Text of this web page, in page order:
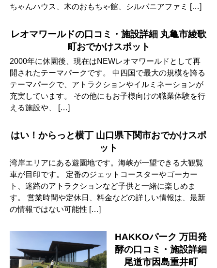
ちゃんハウス、木のおもちゃ館、シルバニアファミ […]
レオマワールドの口コミ・施設詳細 丸亀市綾歌
町おでかけスポット
2000年に休園後、現在はNEWレオマワールドとして再
開されたテーマパークです。 中四国で最大の規模を誇る
テーマパークで、アトラクションやイルミネーションが
充実しています。 その他にもお子様向けの職業体験を行
える施設や、 […]
はい！からっと横丁 山口県下関市おでかけスポ
ット
湾岸エリアにある遊園地です。海峡が一望できる大観覧
車が目印です。 定番のジェットコースターやゴーカー
ト、迷路のアトラクションなど子供と一緒に楽しめま
す。 営業時間や定休日、料金などの詳しい情報は、最新
の情報ではない可能性 […]
HAKKOパーク 万田発
酵の口コミ・施設詳細
尾道市因島重井町